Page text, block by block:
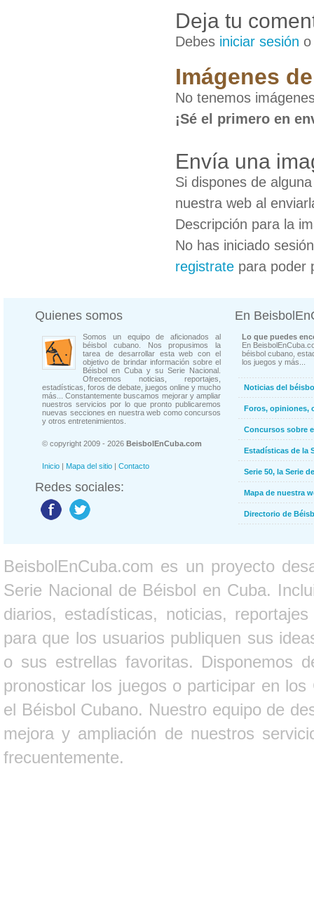
Deja tu
Debes iniciar sesión
Imágenes
No tenemos
¡Sé el primero en
Envía una
Si dispones de
nuestra web al
Descripción para la
No has iniciado
registrate para poder
Quienes somos
Somos un equipo de aficionados al
béisbol cubano. Nos propusimos la
tarea de desarrollar esta web con el
objetivo de brindar información sobre el
Béisbol en Cuba y su Serie Nacional.
Ofrecemos noticias, reportajes,
estadísticas, foros de debate, juegos online y mucho
más... Constantemente buscamos mejorar y ampliar
nuestros servicios por lo que pronto publicaremos
nuevas secciones en nuestra web como concursos
y otros entretenimientos.
© copyright 2009 - 2026 BeisbolEnCuba.com
Inicio | Mapa del sitio | Contacto
Redes sociales:
En
Lo que puedes
En
béisbol cubano,
los juegos y más...
Noticias del
Foros, opiniones,
Concursos sobre
Estadísticas de la
Serie 50, la Serie
Mapa de nuestra
Directorio de
BeisbolEnCuba.com es un proyecto
Serie Nacional de Béisbol en Cuba.
diarios, estadísticas, noticias,
para que los usuarios publiquen sus
o sus estrellas favoritas. Disponemos
pronosticar los juegos o participar en
el Béisbol Cubano. Nuestro equipo de
mejora y ampliación de nuestros
frecuentemente.